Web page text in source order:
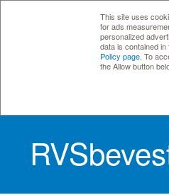
This site uses
for ads
personalized
data is contained
Policy page . To
the Allow button